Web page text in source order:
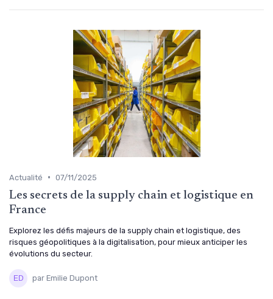
Actualité • 07/11/2025
Les secrets de la supply chain et logistique en
France
Explorez les défis majeurs de la supply chain et logistique, des
risques géopolitiques à la digitalisation, pour mieux anticiper les
évolutions du secteur.
par Emilie Dupont